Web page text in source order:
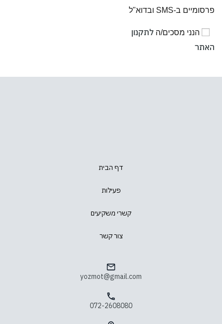
פרסומיים ב-SMS ובדוא"ל
הנני מסכים/ה לתקנון
האתר
דף הבית
פעילות
קשרי משקיעים
צור קשר
yozmot@gmail.com
072-2608080